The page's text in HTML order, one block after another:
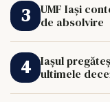
UMF Iași
de absolvire
Iașul
ultimele